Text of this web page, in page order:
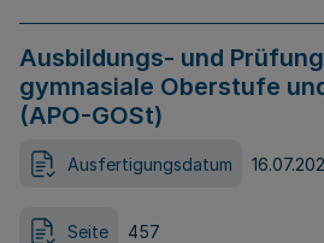
Ausbildungs- und
gymnasiale Oberstufe
(APO-GOSt)
Ausfertigungsdatum
Seite 457